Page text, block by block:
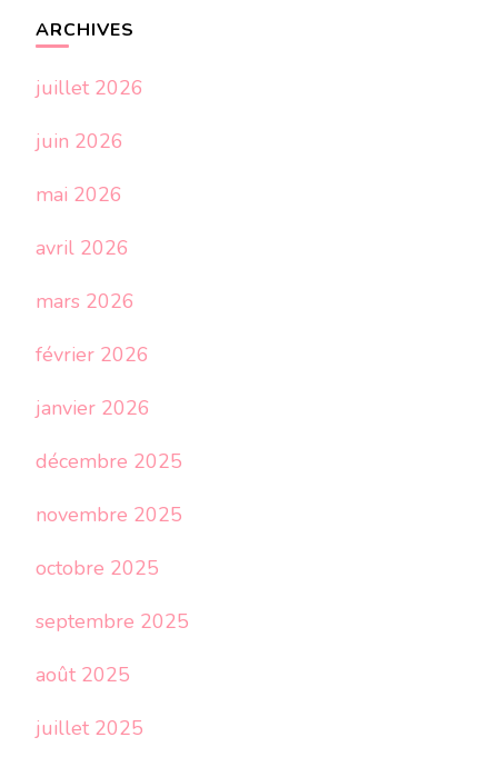
ARCHIVES
juillet 2026
juin 2026
mai 2026
avril 2026
mars 2026
février 2026
janvier 2026
décembre 2025
novembre 2025
octobre 2025
septembre 2025
août 2025
juillet 2025